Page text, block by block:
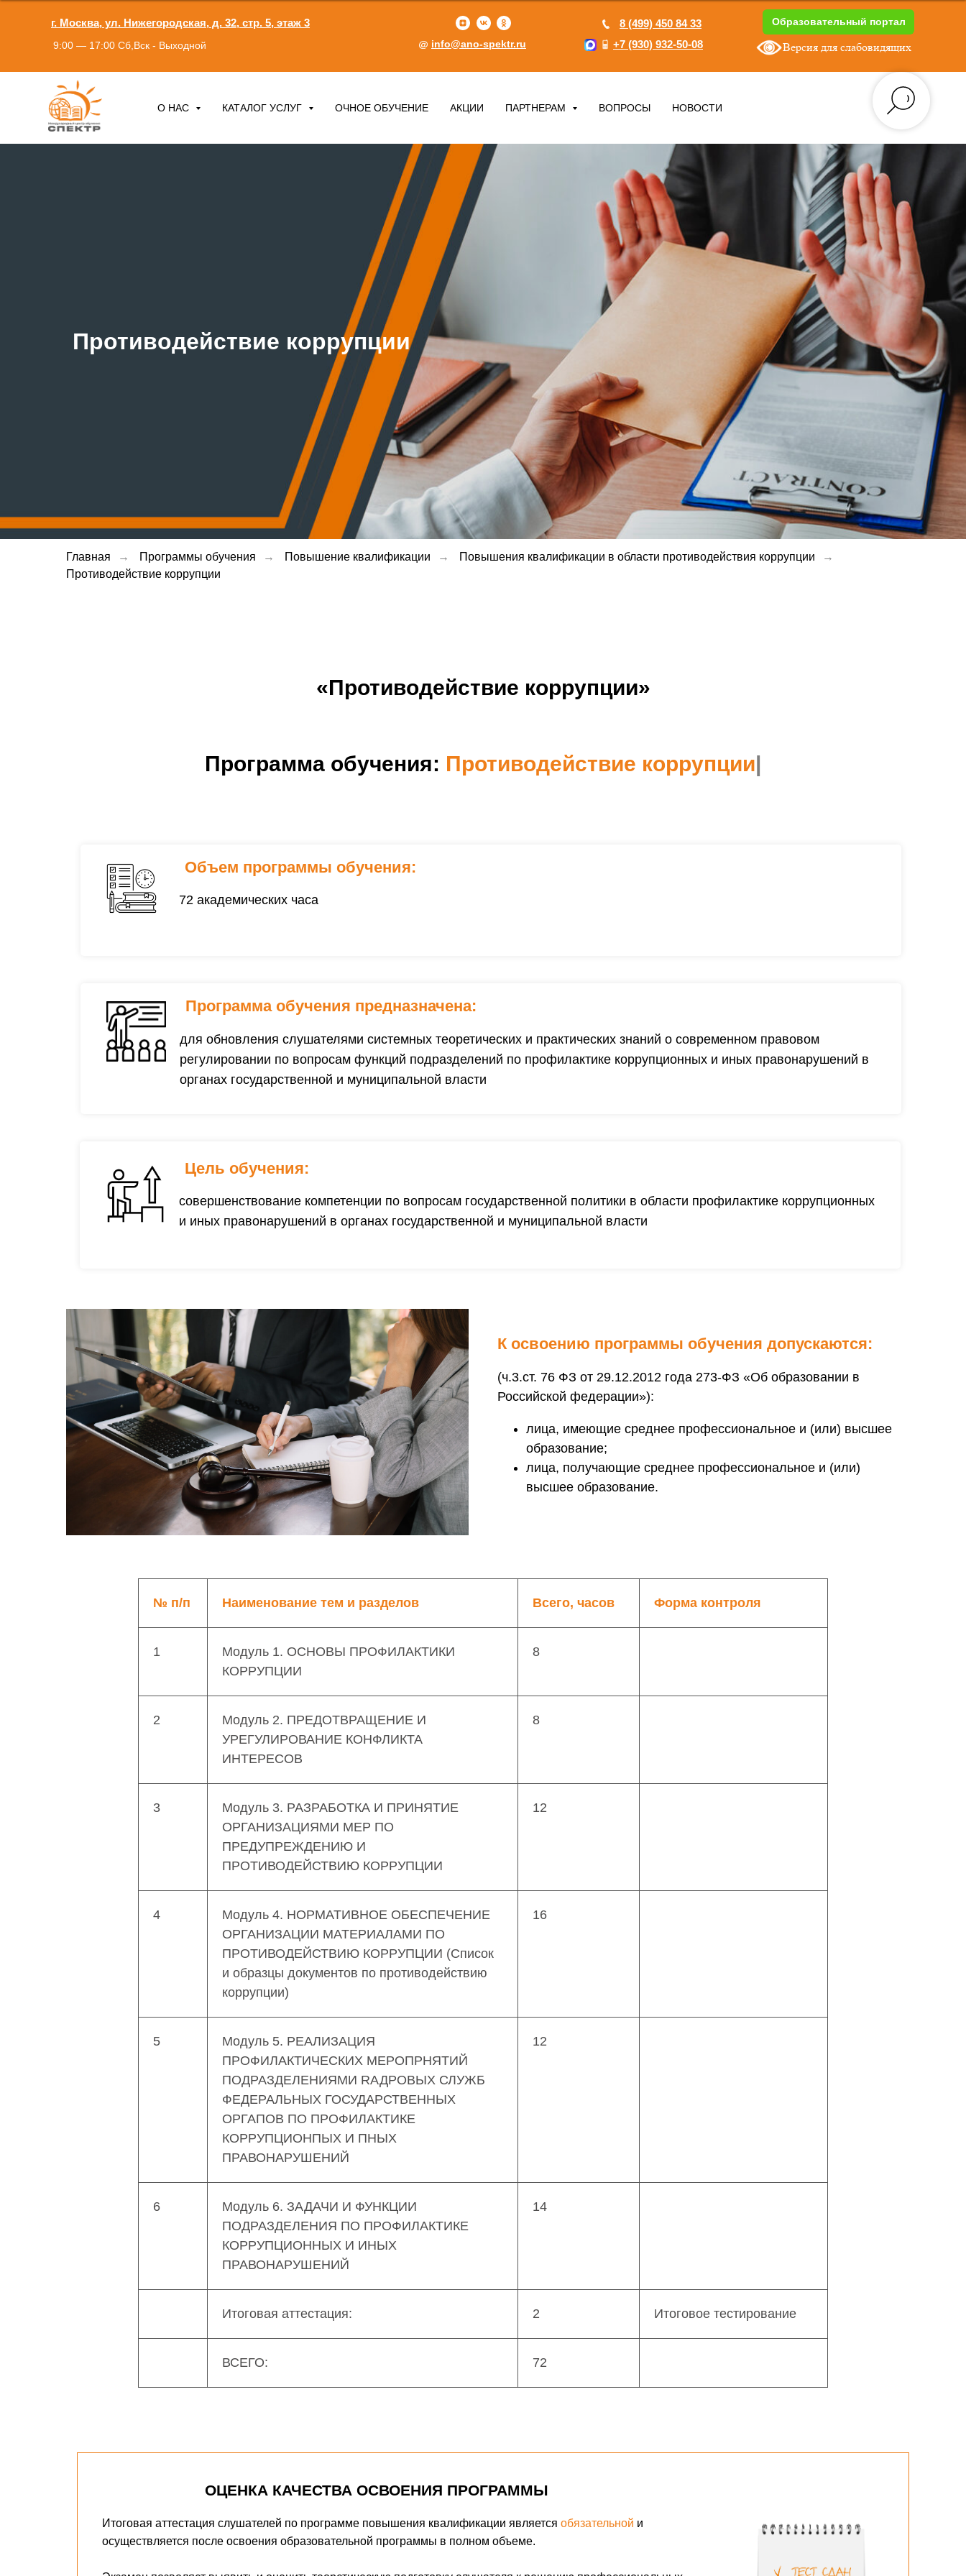
Образовательный портал
г. Москва, ул. Нижегородская, д. 32, стр. 5, этаж 3
+7 (930) 932-50-08
8 (499) 450 84 33
info@ano-spektr.ru
9:00 — 17:00 Сб,Вск - Выходной Версия для слабовидящих
О НАС КАТАЛОГ УСЛУГ ОЧНОЕ ОБУЧЕНИЕ АКЦИИ ПАРТНЕРАМ ВОПРОСЫ НОВОСТИ
Противодействие коррупции
Главная → Программы обучения → Повышение квалификации → Повышения квалификации в области противодействия коррупции
→
Противодействие коррупции
«Противодействие коррупции»
Программа обучения: Противодействие коррупции|
для обновления слушателями системных теоретических и практических знаний о современном правовом
регулировании по вопросам функций подразделений по профилактике коррупционных и иных правонарушений в
органах государственной и муниципальной власти
Программа обучения предназначена:
72 академических часа
Объем программы обучения:
Форма получения образования:
совершенствование компетенции по вопросам государственной политики в области профилактике коррупционных
и иных правонарушений в органах государственной и муниципальной власти
Цель обучения:
К освоению программы обучения допускаются:
(ч.3.ст. 76 ФЗ от 29.12.2012 года 273-ФЗ «Об образовании в
Российской федерации»):
лица, имеющие среднее профессиональное и (или) высшее
образование;
лица, получающие среднее профессиональное и (или)
высшее образование.
№ п/п Наименование тем и разделов Всего, часов Форма контроля
1
Модуль 1. ОСНОВЫ ПРОФИЛАКТИКИ
КОРРУПЦИИ
8
2
Модуль 2. ПРЕДОТВРАЩЕНИЕ И
УРЕГУЛИРОВАНИЕ КОНФЛИКТА
ИНТЕРЕСОВ
8
3
Модуль 3. РАЗРАБОТКА И ПРИНЯТИЕ
ОРГАНИЗАЦИЯМИ МЕР ПО
ПРЕДУПРЕЖДЕНИЮ И
ПРОТИВОДЕЙСТВИЮ КОРРУПЦИИ
12
4
Модуль 4. НОРМАТИВНОЕ ОБЕСПЕЧЕНИЕ
ОРГАНИЗАЦИИ МАТЕРИАЛАМИ ПО
ПРОТИВОДЕЙСТВИЮ КОРРУПЦИИ (Список
и образцы документов по противодействию
коррупции)
16
5
Модуль 5. РЕАЛИЗАЦИЯ
ПРОФИЛАКТИЧЕСКИХ МЕРОПРНЯТИЙ
ПОДРАЗДЕЛЕНИЯМИ RАДРОВЫХ СЛУЖБ
ФЕДЕРАЛЬНЫХ ГОСУДАРСТВЕННЫХ
ОРГАПОВ ПО ПРОФИЛАКТИКЕ
КОРРУПЦИОНПЫХ И ПНЫХ
ПРАВОНАРУШЕНИЙ
12
6
Модуль 6. ЗАДАЧИ И ФУНКЦИИ
ПОДРАЗДЕЛЕНИЯ ПО ПРОФИЛАКТИКЕ
КОРРУПЦИОННЫХ И ИНЫХ
ПРАВОНАРУШЕНИЙ
14
Итоговая аттестация: 2 Итоговое тестирование
ВСЕГО: 72
Итоговая аттестация слушателей по программе повышения квалификации является обязательной и
осуществляется после освоения образовательной программы в полном объеме.
ОЦЕНКА КАЧЕСТВА ОСВОЕНИЯ ПРОГРАММЫ